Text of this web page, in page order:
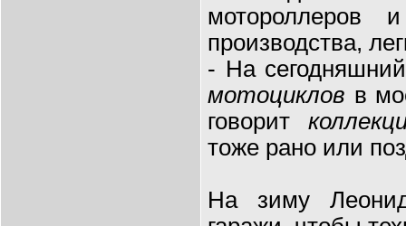
мотороллеров
производства,
- На
мотоциклов в
говорит
тоже рано или
На зиму